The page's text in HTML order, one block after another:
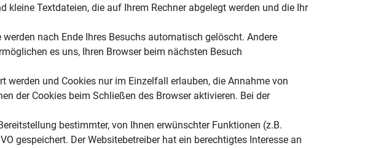
Textdateien, die auf Ihrem Rechner abgelegt werden und die Ihr
nach Ende Ihres Besuchs automatisch gelöscht. Andere
es uns, Ihren Browser beim nächsten Besuch
werden und Cookies nur im Einzelfall erlauben, die Annahme von
der Cookies beim Schließen des Browser aktivieren. Bei der
bestimmter, von Ihnen erwünschter Funktionen (z.B.
gespeichert. Der Websitebetreiber hat ein berechtigtes Interesse an